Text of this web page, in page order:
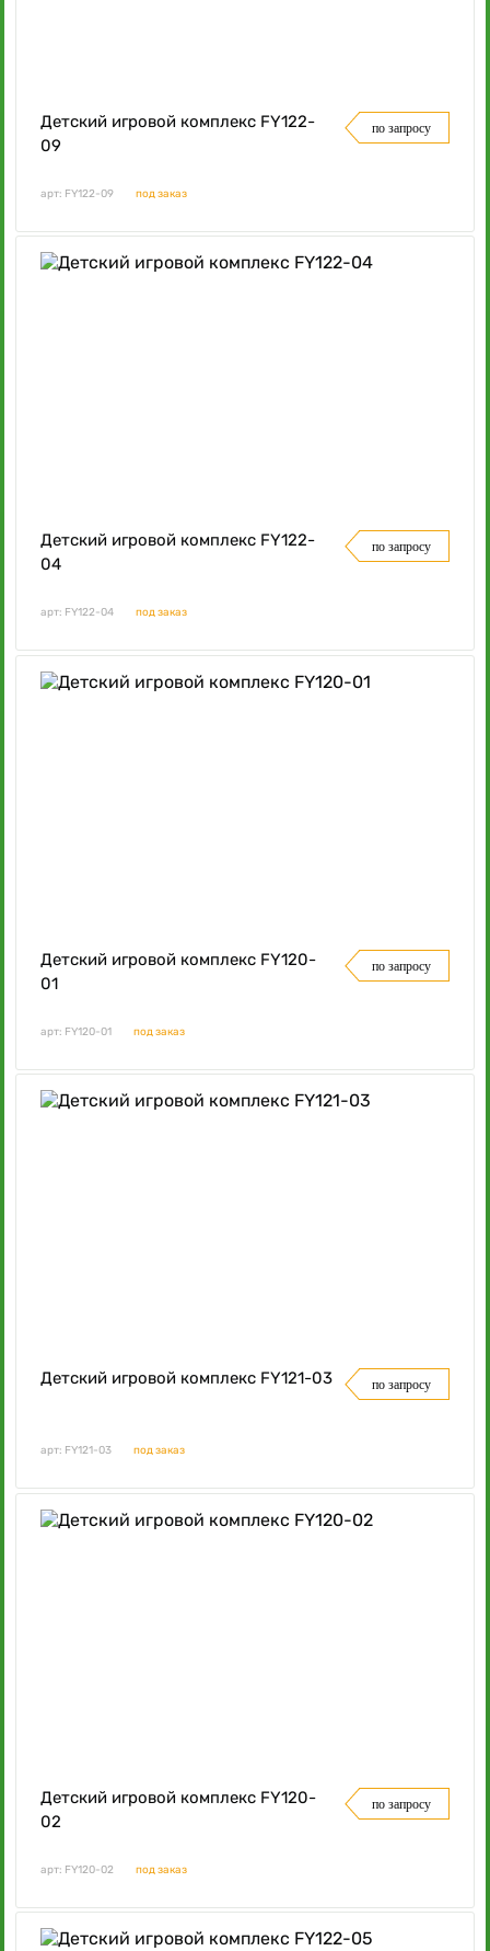
Детский игровой комплекс FY122-
09
по запросу
арт: FY122-09 под заказ
Детский игровой комплекс FY122-
04
по запросу
арт: FY122-04 под заказ
Детский игровой комплекс FY120-
01
по запросу
арт: FY120-01 под заказ
Детский игровой комплекс FY121-03 по запросу
арт: FY121-03 под заказ
Детский игровой комплекс FY120-
02
по запросу
арт: FY120-02 под заказ